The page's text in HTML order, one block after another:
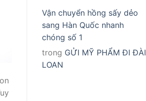
Vận chuyển hồng sấy dẻo
sang Hàn Quốc nhanh
chóng số 1
trong GỬI MỸ PHẨM ĐI ĐÀI
LOAN